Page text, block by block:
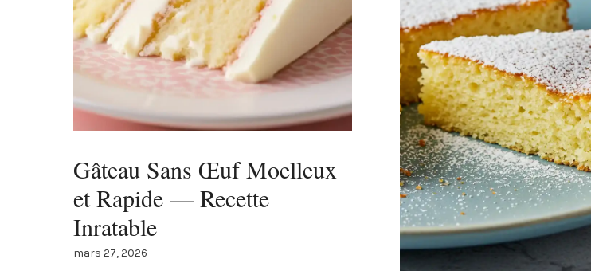
Gâteau Sans Œuf Moelleux
et Rapide — Recette
Inratable
mars 27, 2026